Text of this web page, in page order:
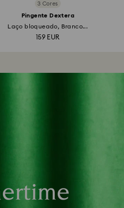
3 Cores
Pingente Dextera
Laço bloqueado, Branco...
159 EUR